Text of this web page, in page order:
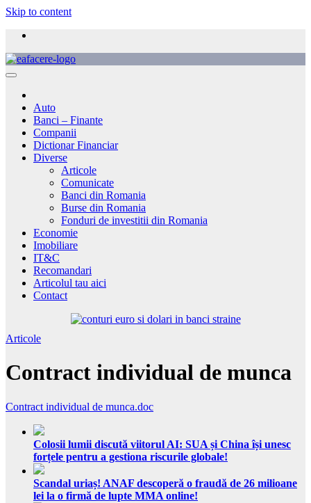
Skip to content
Auto
Banci – Finante
Companii
Dictionar Financiar
Diverse
Articole
Comunicate
Banci din Romania
Burse din Romania
Fonduri de investitii din Romania
Economie
Imobiliare
IT&C
Recomandari
Articolul tau aici
Contact
Articole
Contract individual de munca
Contract individual de munca.doc
Colosii lumii discută viitorul AI: SUA și China își unesc
forțele pentru a gestiona riscurile globale!
Scandal uriaș! ANAF descoperă o fraudă de 26 milioane
lei la o firmă de lupte MMA online!